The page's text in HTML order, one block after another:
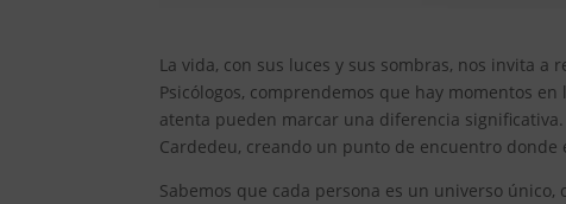
La vida, con sus luces y sus sombras, nos invita
Psicólogos, comprendemos que hay momentos
atenta pueden marcar una diferencia
Cardedeu, creando un punto de encuentro
Sabemos que cada persona es un universo